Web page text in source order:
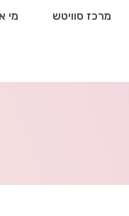
מרכז סוויטש מי